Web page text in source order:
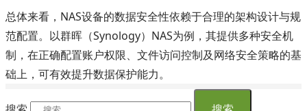
总体来看，NAS设备的数据安全性依赖于合理的架构设计与规
范配置。以群晖（Synology）NAS为例，其提供多种安全机
制，在正确配置账户权限、文件访问控制及网络安全策略的基
础上，可有效提升数据保护能力。